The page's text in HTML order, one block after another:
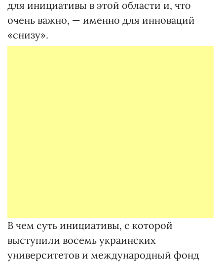
для инициативы в этой области и, что
очень важно, — именно для инноваций
«снизу».
В чем суть инициативы, с которой
выступили восемь украинских
университетов и международный фонд